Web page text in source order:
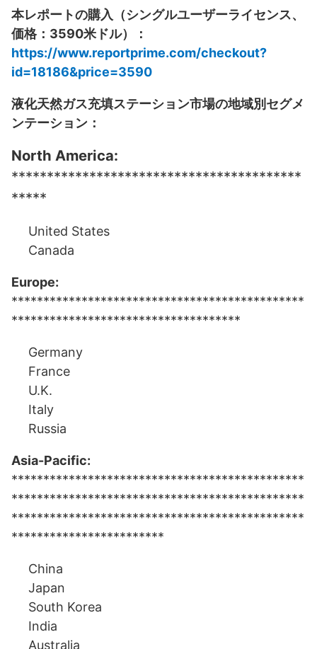
本レポートの購入（シングルユーザーライセンス、
価格：3590米ドル）：
https://www.reportprime.com/checkout?
id=18186&price=3590
液化天然ガス充填ステーション市場の地域別セグメ
ンテーション：
North America:
*****************************************
*****
United States
Canada
Europe:
**********************************************
************************************
Germany
France
U.K.
Italy
Russia
Asia-Pacific:
**********************************************
**********************************************
**********************************************
************************
China
Japan
South Korea
India
Australia